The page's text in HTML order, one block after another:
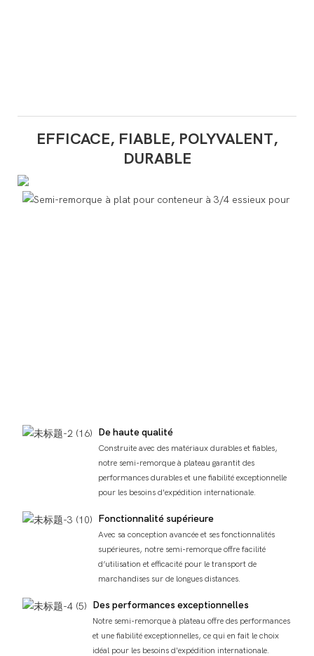
EFFICACE, FIABLE, POLYVALENT,
DURABLE
De haute qualité
Construite avec des matériaux durables et fiables,
notre semi-remorque à plateau garantit des
performances durables et une fiabilité exceptionnelle
pour les besoins d'expédition internationale.
Fonctionnalité supérieure
Avec sa conception avancée et ses fonctionnalités
supérieures, notre semi-remorque offre facilité
d’utilisation et efficacité pour le transport de
marchandises sur de longues distances.
Des performances exceptionnelles
Notre semi-remorque à plateau offre des performances
et une fiabilité exceptionnelles, ce qui en fait le choix
idéal pour les besoins d'expédition internationale.